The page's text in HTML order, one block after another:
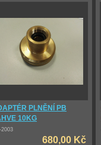
PLNĚNÍ PB
10KG
2003
680,00 Kč